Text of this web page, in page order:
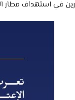
في استهداف مطار